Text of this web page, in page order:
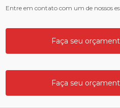
Entre em contato com um de nossos
Faça seu
Faça seu